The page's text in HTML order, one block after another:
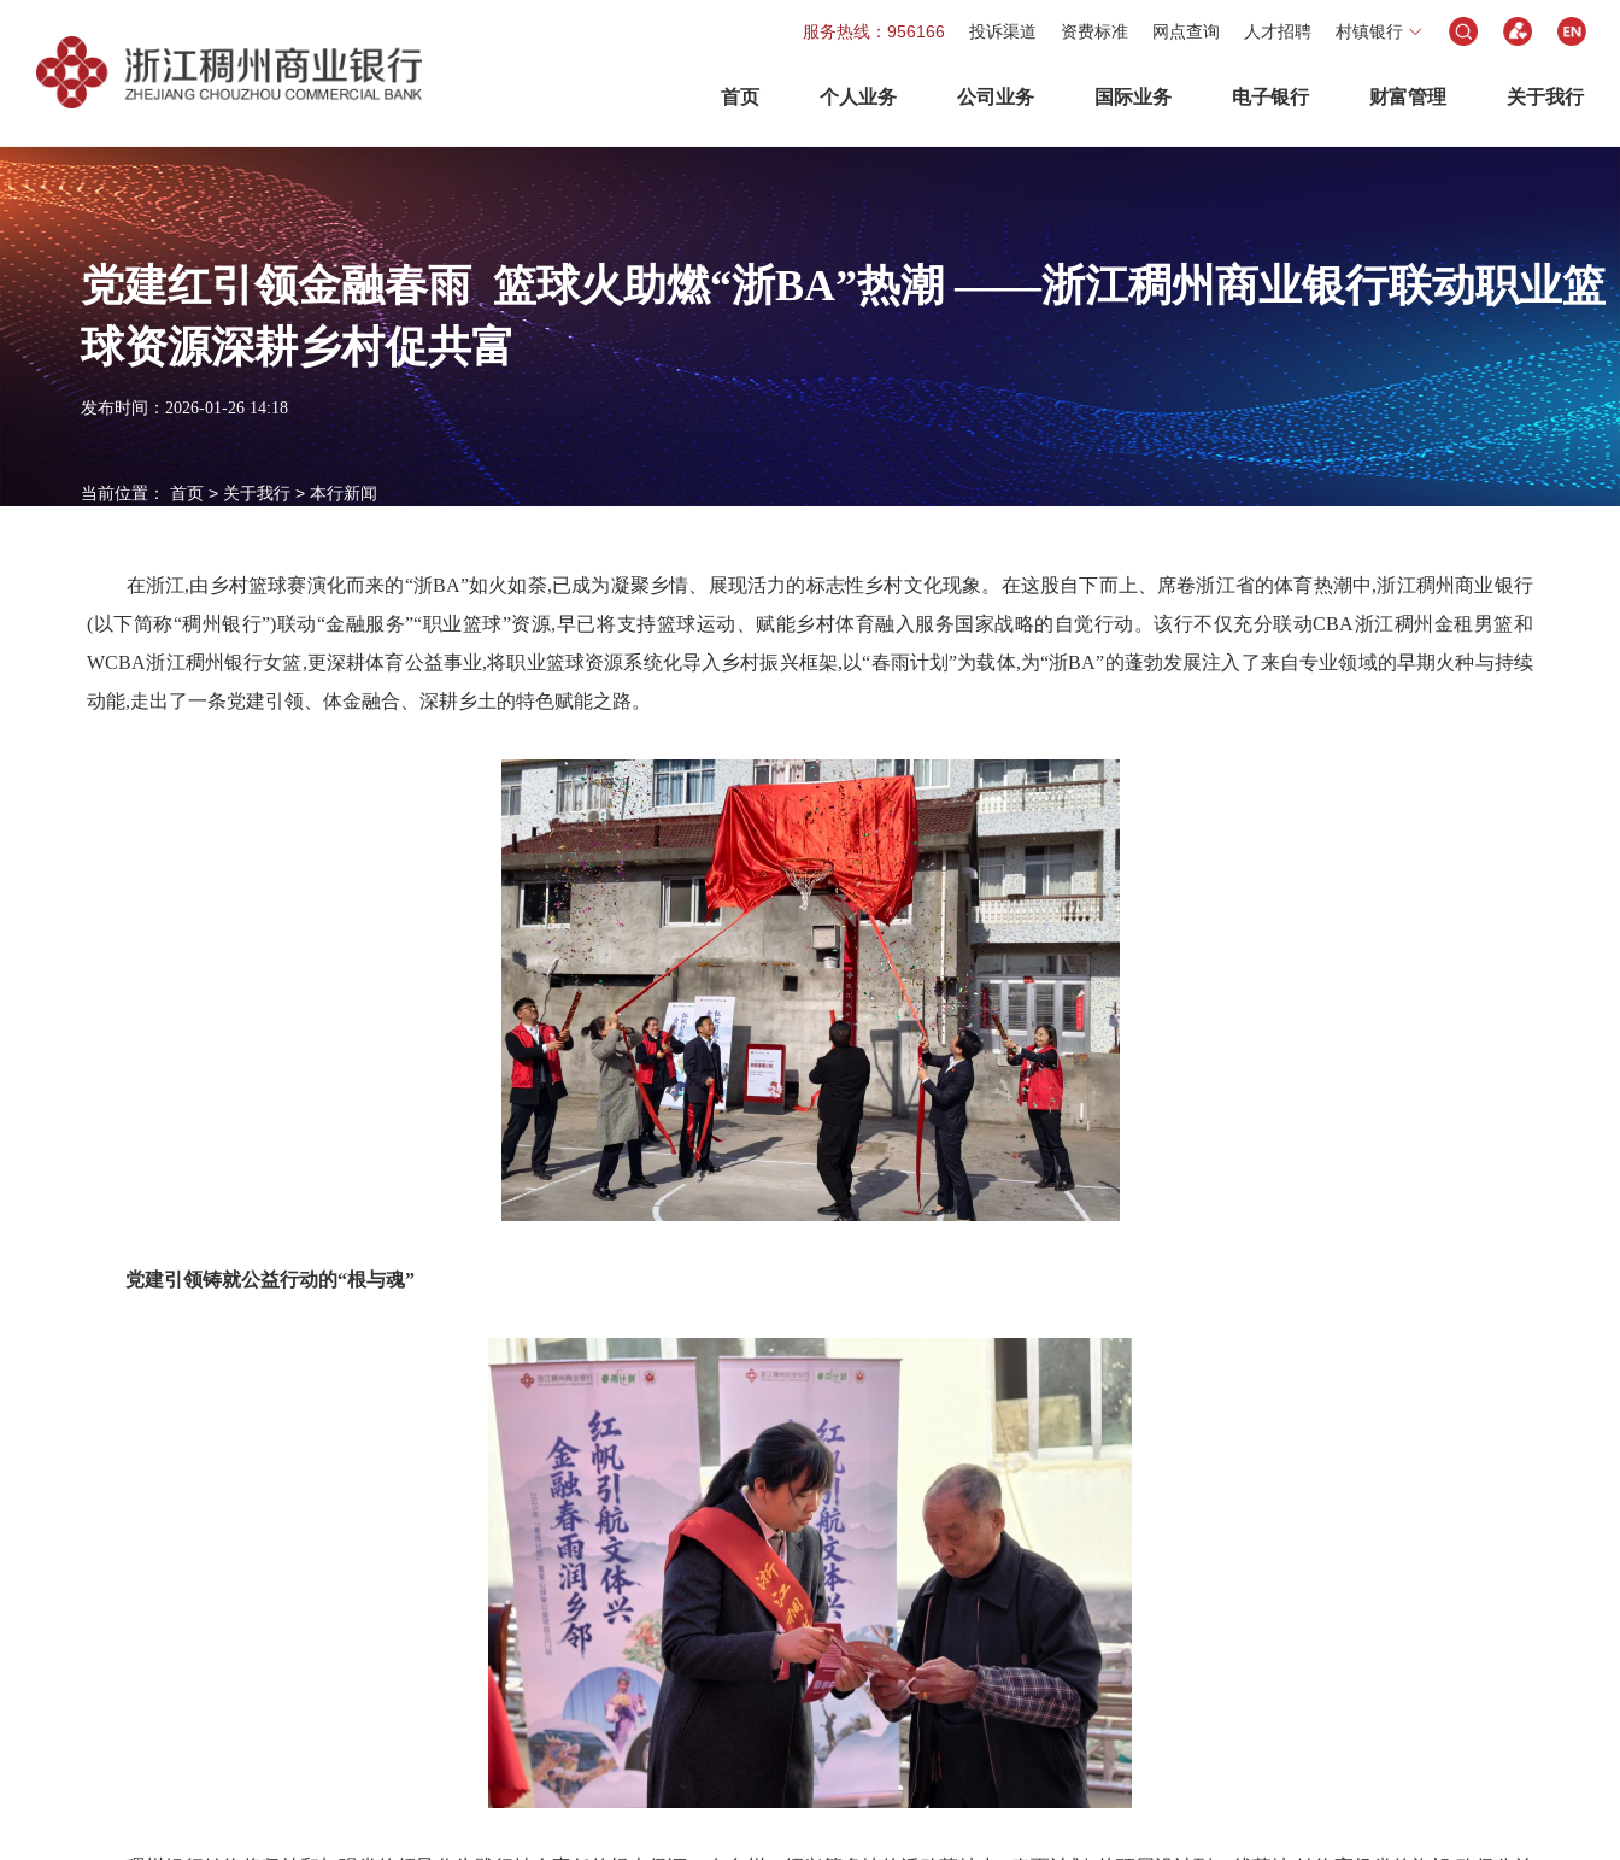
服务热线：956166 投诉渠道 资费标准 网点查询 人才招聘 村镇银行
首页 个人业务 公司业务 国际业务 电子银行 财富管理 关于我行
党建红引领金融春雨 篮球火助燃“浙BA”热潮 ——浙江稠州商业银行联动职业篮
球资源深耕乡村促共富
发布时间：2026-01-26 14:18
当前位置：首页>关于我行>本行新闻
在浙江,由乡村篮球赛演化而来的“浙BA”如火如荼,已成为凝聚乡情、展现活力的标志性乡村文化现象。在这股自下而上、席卷浙江省的体育热潮中,浙江稠州商业银行
( 以下简称“稠州银行”)联动“金融服务”“职业篮球”资源,早已将支持篮球运动、赋能乡村体育融入服务国家战略的自觉行动。该行不仅充分联动CBA浙江稠州金租男篮和
WCBA浙江稠州银行女篮,更深耕体育公益事业,将职业篮球资源系统化导入乡村振兴框架,以“春雨计划”为载体,为“浙BA”的蓬勃发展注入了来自专业领域的早期火种与持续
动能,走出了一条党建引领、体金融合、深耕乡土的特色赋能之路。
党建引领铸就公益行动的“根与魂”